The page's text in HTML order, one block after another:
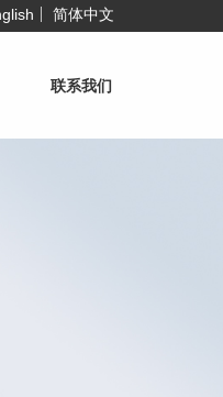
简体中文
联系我们